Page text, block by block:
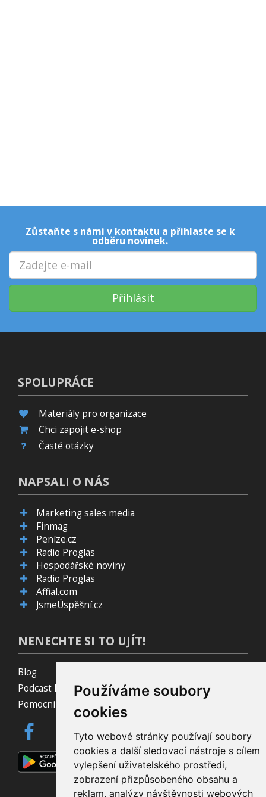
Používáme soubory
cookies
Tyto webové stránky používají soubory
cookies a další sledovací nástroje s cílem
vylepšení uživatelského prostředí,
zobrazení přizpůsobeného obsahu a
reklam, analýzy návštěvnosti webových
Zůstaňte s námi v kontaktu a přihlaste se k
odběru novinek.
Přihlásit
SPOLUPRÁCE
Materiály pro organizace
Chci zapojit e-shop
Časté otázky
NAPSALI O NÁS
Marketing sales media
Finmag
Peníze.cz
Radio Proglas
Hospodářské noviny
Radio Proglas
Affial.com
JsmeÚspěšní.cz
NENECHTE SI TO UJÍT!
Blog
Podcast Pijavice
Pomocník do prohlížeče